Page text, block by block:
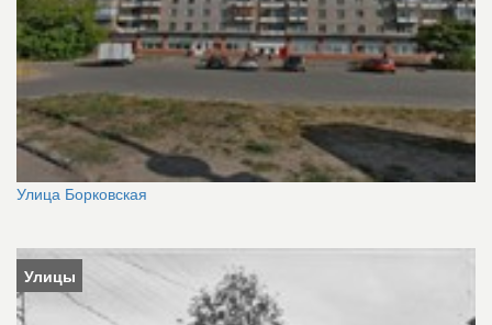
Улица Борковская
Улицы